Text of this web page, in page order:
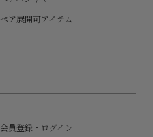
ペア展開可アイテム
会員登録・ログイン